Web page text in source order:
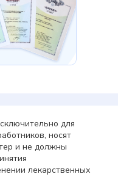
для
носят
и не должны
лекарственных